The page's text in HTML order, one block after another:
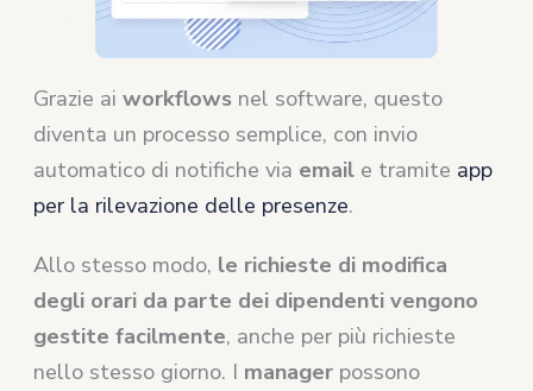
Grazie aiworkflows nel software, questo
diventa un processo semplice, con invio
automatico di notifiche via email e tramite app
per la rilevazione delle presenze.
Allo stesso modo, le richieste di modifica
degli orari da parte dei dipendenti vengono
gestite facilmente, anche per più richieste
nello stesso giorno. I manager possono